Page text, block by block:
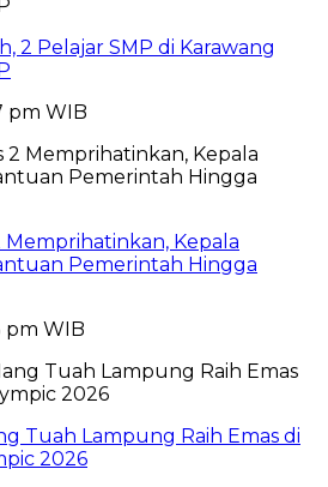
2 Pelajar SMP di Karawang
pm WIB
Memprihatinkan, Kepala
Pemerintah Hingga
pm WIB
Tuah Lampung Raih Emas di
2026